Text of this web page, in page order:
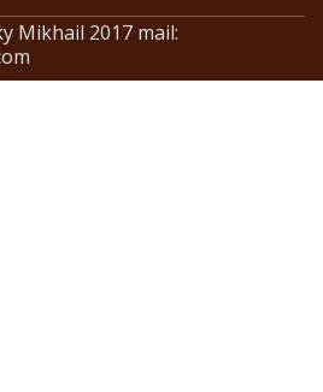
Mikhail 2017 mail: